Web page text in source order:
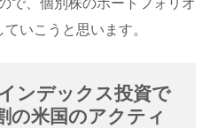
いこうと思います。
ンデックス投資で
の米国のアクティ